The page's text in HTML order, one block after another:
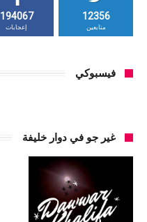
12356
متابعين
194067
إعجابات
فيسبوكي
غير جو في دوار خليفة